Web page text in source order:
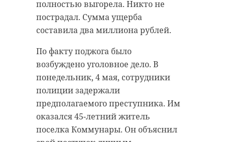
полностью выгорела. Никто не
пострадал. Сумма ущерба
составила два миллиона рублей.
По факту поджога было
возбуждено уголовное дело. В
понедельник, 4 мая, сотрудники
полиции задержали
предполагаемого преступника. Им
оказался 45-летний житель
поселка Коммунары. Он объяснил